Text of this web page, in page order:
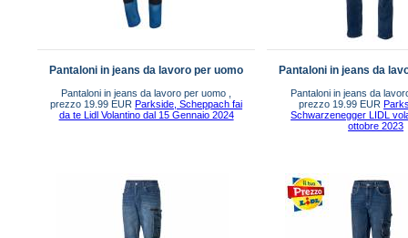
Pantaloni in jeans da lavoro per uomo
Pantaloni in jeans da lavoro per uomo ,
prezzo 19.99 EURParkside, Scheppach fai
da te Lidl Volantino dal 15 Gennaio 2024
Pantaloni in jeans da
Pantaloni in jeans da
prezzo 19.99 EUR
Schwarzenegger LIDL
ottobre 2023